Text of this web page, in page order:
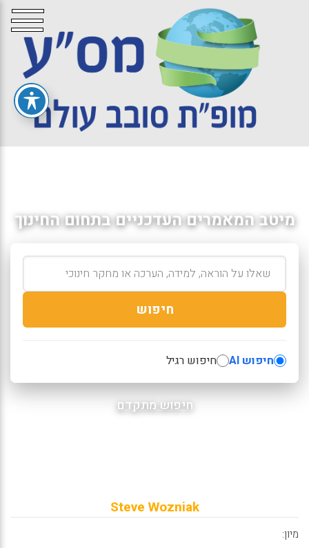
מיטב המאמרים העדכניים בתחום החינוך
חיפוש
חיפוש AI חיפוש רגיל
חיפוש מתקדם
Steve Wozniak
מיון: